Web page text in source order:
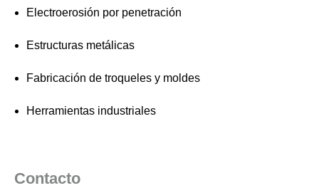
Electroerosión por penetración
Estructuras metálicas
Fabricación de troqueles y moldes
Herramientas industriales
Contacto